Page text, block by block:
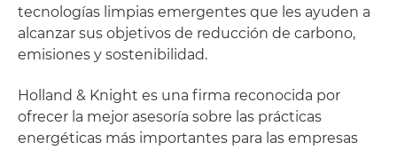
tecnologías limpias emergentes que les ayuden a
alcanzar sus objetivos de reducción de carbono,
emisiones y sostenibilidad.
Holland & Knight es una firma reconocida por
ofrecer la mejor asesoría sobre las prácticas
energéticas más importantes para las empresas